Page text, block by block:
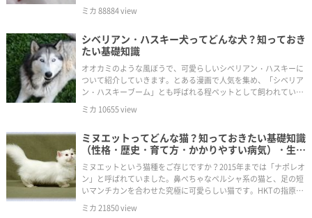
ミカ88884view
シベリアン・ハスキー犬ってどんな犬？知っておき
たい基礎知識
オオカミのような風ぼうで、可愛らしいシベリアン・ハスキーに
ついて紹介していきます。とある漫画で人気を集め、「シベリア
ン・ハスキーブーム」とも呼ばれる程ペットとして飼われていま
したが、実はハスキーは飼い犬の中でも上級者向けなのです。そ
んはハスキー犬の生体について詳しく見てみましょう。
ミカ 10655view
ミヌエットってどんな猫？知っておきたい基礎知識
（性格・歴史・育て方・かかりやすい病気）・生体
図鑑
ミヌエットという猫種をご存じですか？2015年までは「ナポレオ
ン」と呼ばれていました。鼻ぺちゃなペルシャ系の猫と、足の短
いマンチカンを合わせた究極に可愛らしい猫です。HKTの指原莉
乃さんが2匹目にお迎えした猫がまさに、ミヌエットという猫種
です。そんなミヌエットについて詳しく紹介していきます。
ミカ21850view